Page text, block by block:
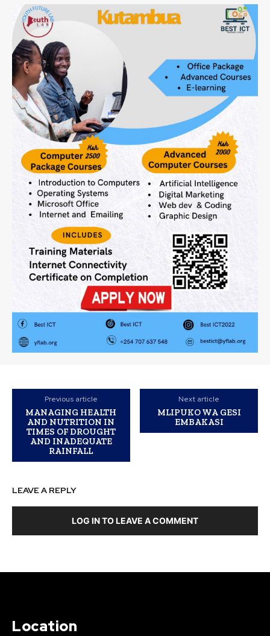
Previous article
MANAGING HEALTH
AND NUTRITION IN
TIMES OF DROUGHT
AND INADEQUATE
RAINFALL
Next article
MLIPUKO WA GESI
EMBAKASI
LEAVE A REPLY
LOG IN TO LEAVE A COMMENT
Location